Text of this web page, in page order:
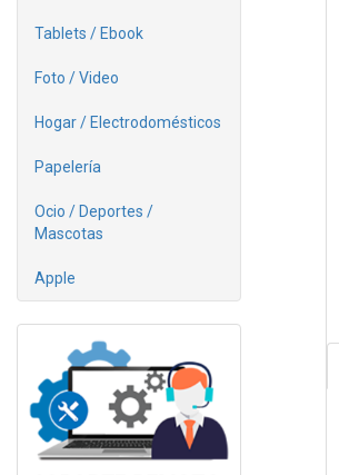
Tablets / Ebook
Foto / Video
Hogar / Electrodomésticos
Papelería
Ocio / Deportes /
Mascotas
Apple